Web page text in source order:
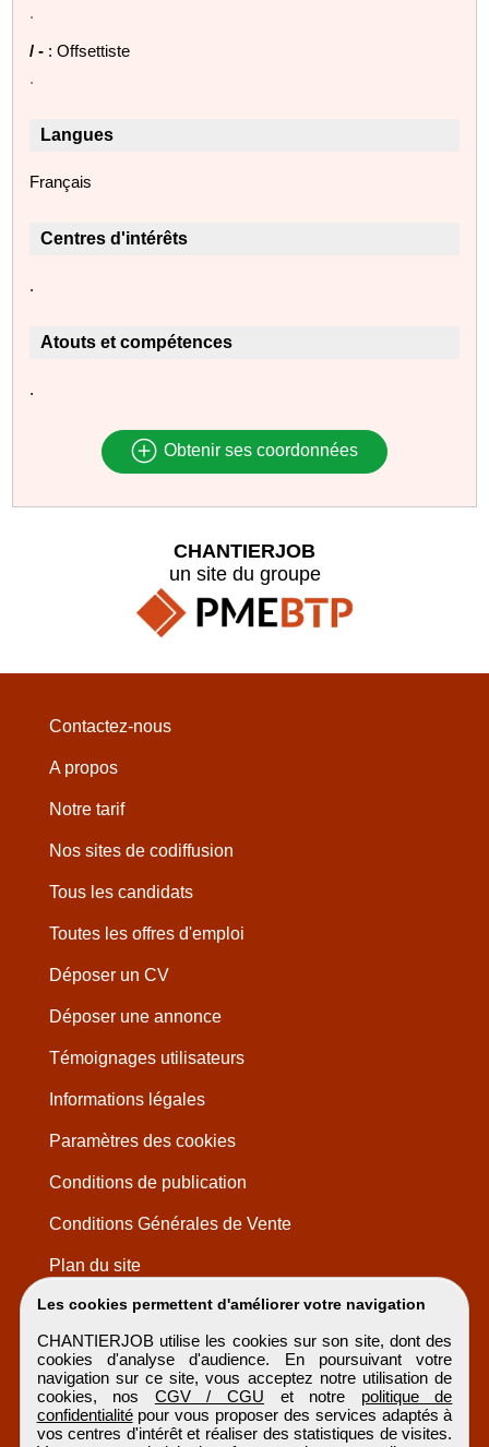
.
/ - : Offsettiste
.
Langues
Français
Centres d'intérêts
.
Atouts et compétences
.
Obtenir ses coordonnées
Les cookies permettent d'améliorer votre navigation
CHANTIERJOB utilise les cookies sur son site, dont des
cookies d'analyse d'audience. En poursuivant votre
navigation sur ce site, vous acceptez notre utilisation de
cookies, nos CGV / CGU et notre politique de
confidentialitépour vous proposer des services adaptés à
vos centres d'intérêt et réaliser des statistiques de visites.
CHANTIERJOB
un site du groupe
Contactez-nous
A propos
Notre tarif
Nos sites de codiffusion
Tous les candidats
Toutes les offres d'emploi
Déposer un CV
Déposer une annonce
Témoignages utilisateurs
Informations légales
Paramètres des cookies
Conditions de publication
Conditions Générales de Vente
Plan du site